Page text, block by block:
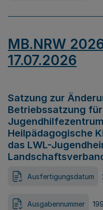
MB.NRW
17.07.2026
Satzung zur
Betriebssatzung für
Heilpädagogische
das LWL-
Ausfertigungsdatum
Ausgabennummer 199